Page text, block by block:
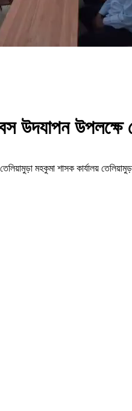
উদযাপন উপলক্ষে
মহকুমা শাসক কার্যালয়